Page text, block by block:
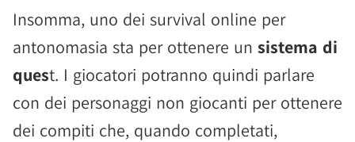
Insomma, uno dei survival online per
antonomasia sta per ottenere un sistema di
quest. I giocatori potranno quindi parlare
con dei personaggi non giocanti per ottenere
dei compiti che, quando completati,